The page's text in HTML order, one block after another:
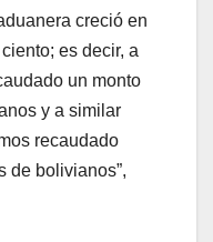
creció en
es decir, a
un monto
y a similar
recaudado
de bolivianos”,